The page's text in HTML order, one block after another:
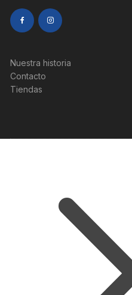
Nuestra historia
Contacto
Tiendas